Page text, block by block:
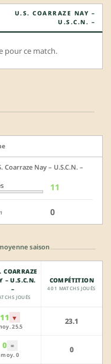
U.S. COARRAZE NAY –
U.S.C.N. –
pour ce match.
Coarraze Nay – U.S.C.N. –
11
0
saison
COARRAZE
– U.S.C.N.
–
JOUÉS
COMPÉTITION
401 MATCHS JOUÉS
11 ▼
25.5
23.1
0 =
moy. 0
0